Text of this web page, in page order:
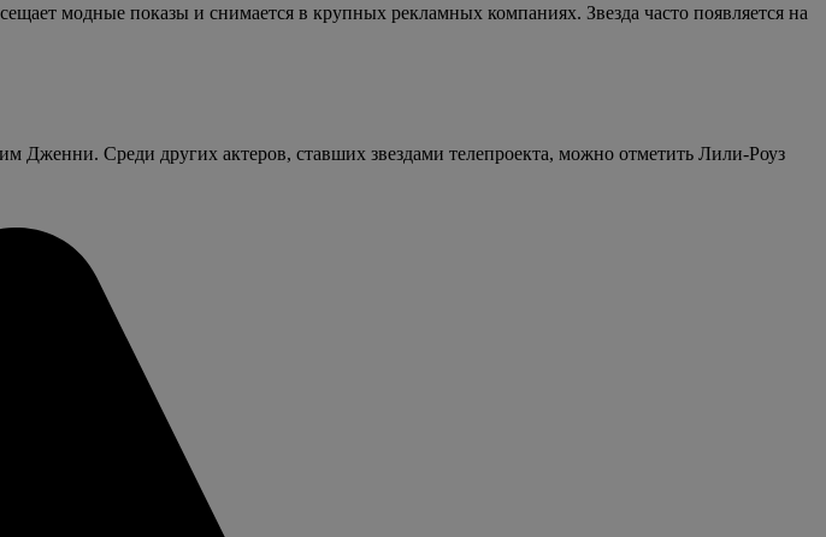
модные показы и снимается в крупных рекламных компаниях. Звезда часто появляется на
Дженни. Среди других актеров, ставших звездами телепроекта, можно отметить Лили-Роуз